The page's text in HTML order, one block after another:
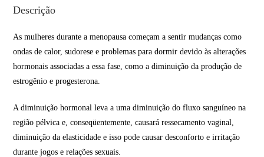
Descrição
As mulheres durante a menopausa começam a sentir mudanças como
ondas de calor, sudorese e problemas para dormir devido às alterações
hormonais associadas a essa fase, como a diminuição da produção de
estrogênio e progesterona.
A diminuição hormonal leva a uma diminuição do fluxo sanguíneo na
região pélvica e, conseqüentemente, causará ressecamento vaginal,
diminuição da elasticidade e isso pode causar desconforto e irritação
durante jogos e relações sexuais.